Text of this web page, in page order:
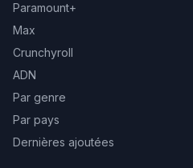
Paramount+
Max
Crunchyroll
ADN
Par genre
Par pays
Dernières ajoutées